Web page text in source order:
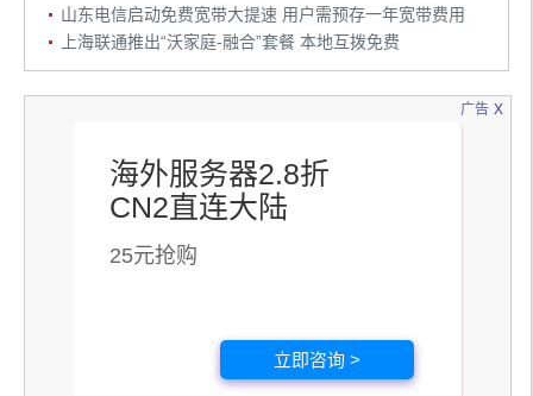
山东电信启动免费宽带大提速 用户需预存一年宽带费用
上海联通推出“沃家庭-融合”套餐 本地互拨免费
广告
海外服务器2.8折
CN2直连大陆
25元抢购
立即咨询 >
x